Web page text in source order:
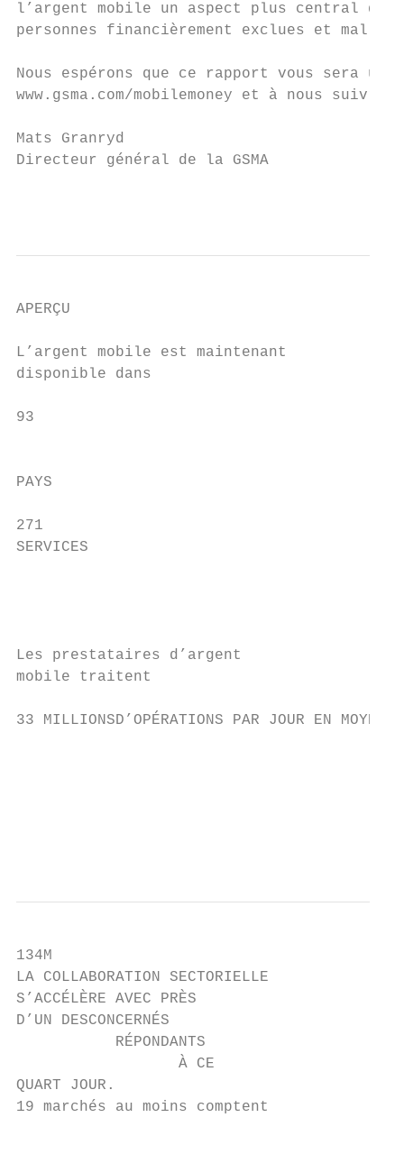
l’argent mobile un aspect plus central
personnes financièrement exclues et mal
Nous espérons que ce rapport vous
www.gsma.com/mobilemoney et à nous suivre sur
Mats Granryd
Directeur général de la GSMA
APERÇU
L’argent mobile est maintenant
disponible dans
93
PAYS
271
SERVICES
Les prestataires d’argent
mobile traitent
33 MILLIONSD’OPÉRATIONS PAR JOUR EN MOYENNE
134M
LA COLLABORATION SECTORIELLE
S’ACCÉLÈRE AVEC PRÈS
D’UN DESCONCERNÉS
           RÉPONDANTS
À CE
QUART JOUR.                                   EN
19 marchés au moins comptent